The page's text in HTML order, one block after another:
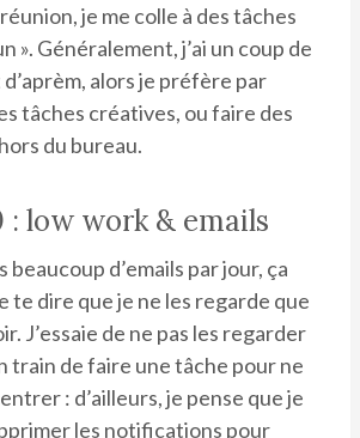
réunion, je me colle à des tâches
». Généralement, j’ai un coup de
alors je préfère par
tâches créatives, ou faire des
du bureau.
: low work & emails
beaucoup d’emails par jour, ça
te dire que je ne les regarde que
J’essaie de ne pas les regarder
train de faire une tâche pour ne
: d’ailleurs, je pense que je
les notifications pour